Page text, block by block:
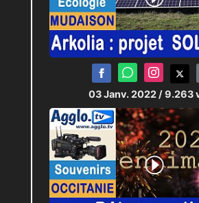
03 Janv. 2022 / 9.263